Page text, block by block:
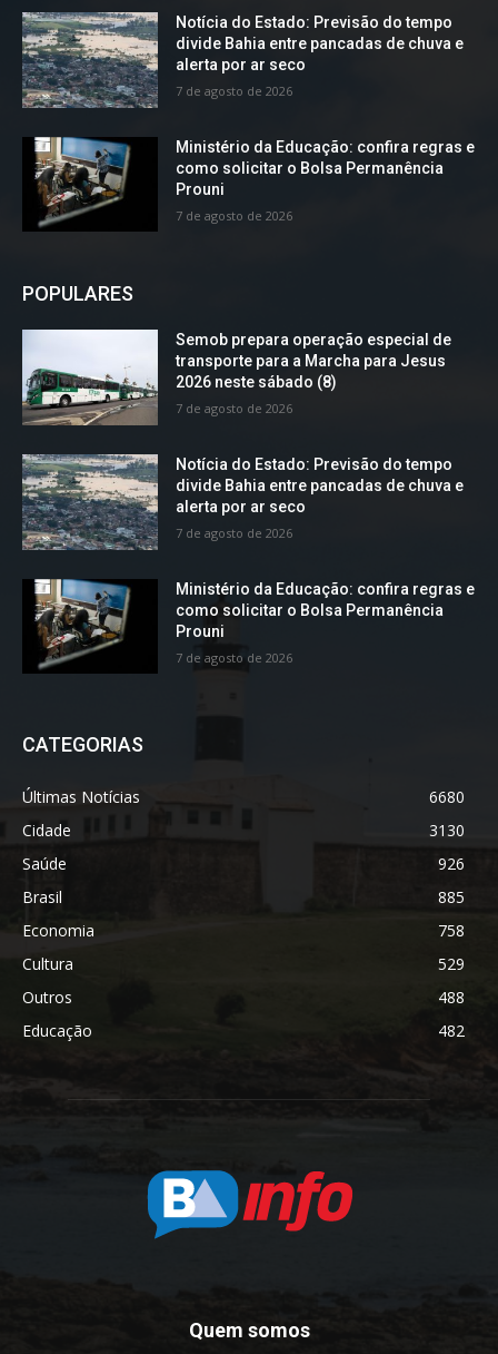
Notícia do Estado: Previsão do tempo
divide Bahia entre pancadas de chuva e
alerta por ar seco
7 de agosto de 2026
Ministério da Educação: confira regras e
como solicitar o Bolsa Permanência
Prouni
7 de agosto de 2026
POPULARES
Semob prepara operação especial de
transporte para a Marcha para Jesus
2026 neste sábado (8)
7 de agosto de 2026
Notícia do Estado: Previsão do tempo
divide Bahia entre pancadas de chuva e
alerta por ar seco
7 de agosto de 2026
Ministério da Educação: confira regras e
como solicitar o Bolsa Permanência
Prouni
7 de agosto de 2026
CATEGORIAS
Últimas Notícias
6680
Cidade
3130
Saúde
926
Brasil
885
Economia
758
Cultura
529
Outros
488
Educação
482
Quem somos